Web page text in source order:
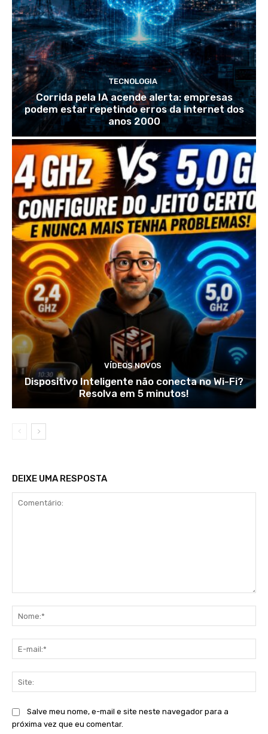
TECNOLOGIA
Corrida pela IA acende alerta: empresas
podem estar repetindo erros da internet dos
anos 2000
VÍDEOS NOVOS
Dispositivo Inteligente não conecta no Wi-Fi?
Resolva em 5 minutos!
DEIXE UMA RESPOSTA
Salve meu nome, e-mail e site neste navegador para a
próxima vez que eu comentar.